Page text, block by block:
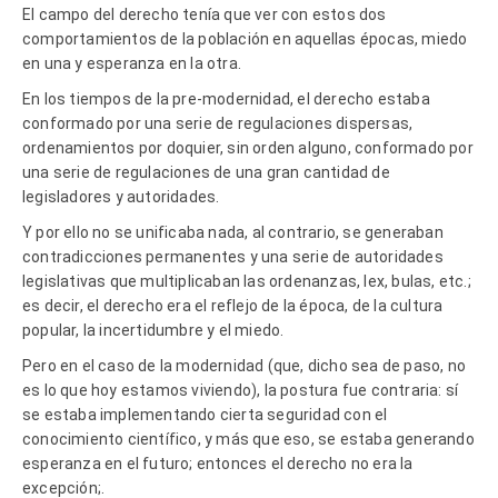
El campo del derecho tenía que ver con estos dos
comportamientos de la población en aquellas épocas, miedo
en una y esperanza en la otra.
En los tiempos de la pre-modernidad, el derecho estaba
conformado por una serie de regulaciones dispersas,
ordenamientos por doquier, sin orden alguno, conformado por
una serie de regulaciones de una gran cantidad de
legisladores y autoridades.
Y por ello no se unificaba nada, al contrario, se generaban
contradicciones permanentes y una serie de autoridades
legislativas que multiplicaban las ordenanzas, lex, bulas, etc.;
es decir, el derecho era el reflejo de la época, de la cultura
popular, la incertidumbre y el miedo.
Pero en el caso de la modernidad (que, dicho sea de paso, no
es lo que hoy estamos viviendo), la postura fue contraria: sí
se estaba implementando cierta seguridad con el
conocimiento científico, y más que eso, se estaba generando
esperanza en el futuro; entonces el derecho no era la
excepción;.